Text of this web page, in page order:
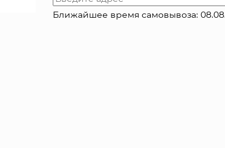
Ближайшее время самовывоза: